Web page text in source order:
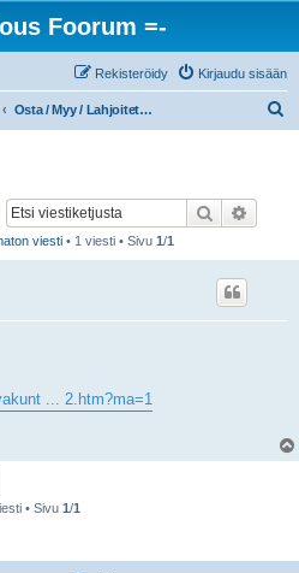
Foorum =-
Kirjaudu sisään
Rekisteröidy
Osta / Myy / Lahjoitetaan / Tarjotaan työtä
Etsi
viesti• 1 viesti • Sivu 1/1
... 2.htm?ma=1
• Sivu 1/1